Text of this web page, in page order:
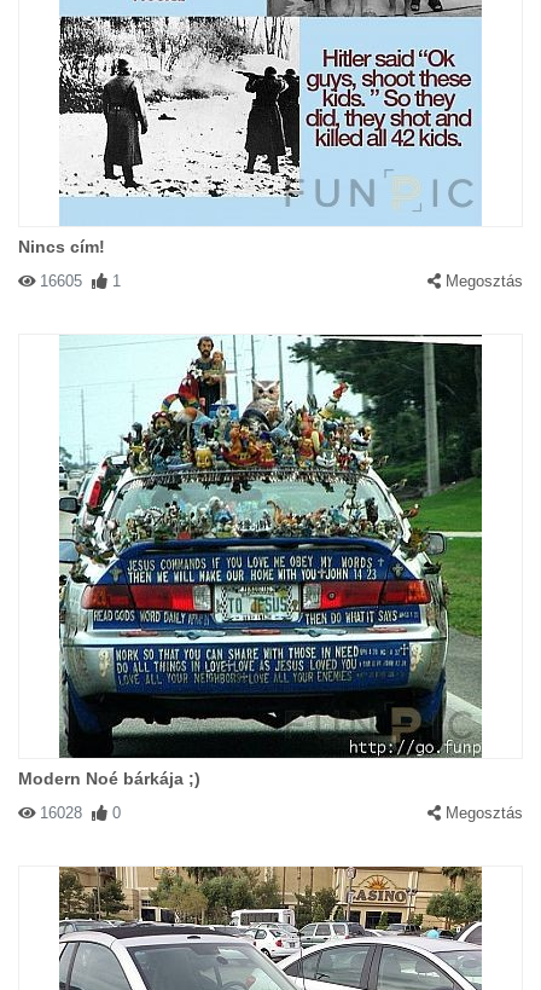
Nincs cím!
16605 1 Megosztás
Modern Noé bárkája ;)
16028 0 Megosztás